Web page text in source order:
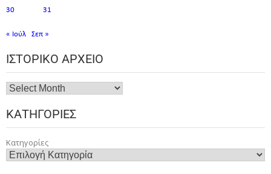
30 31
« Ιούλ Σεπ »
ΙΣΤΟΡΙΚΌ ΑΡΧΕΊΟ
ΚΑΤΗΓΟΡΊΕΣ
Κατηγορίες